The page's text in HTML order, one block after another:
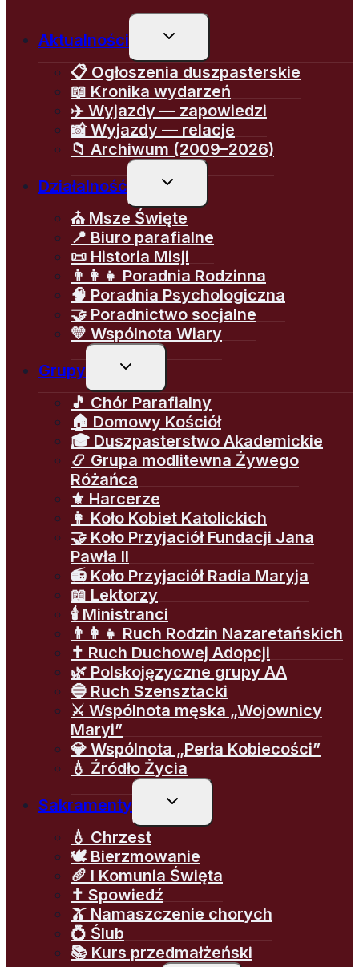
Aktualności
Przełącz
podrzędne
📋 Ogłoszenia duszpasterskie
📖 Kronika wydarzeń
✈️ Wyjazdy — zapowiedzi
📸 Wyjazdy — relacje
📁 Archiwum (2009–2026)
Działalność
Przełącz
podrzędne
⛪ Msze Święte
📍 Biuro parafialne
📜 Historia Misji
👨‍👩‍👧 Poradnia Rodzinna
🧠 Poradnia Psychologiczna
🤝 Poradnictwo socjalne
💛 Wspólnota Wiary
Grupy
Przełącz
podrzędne
🎵 Chór Parafialny
🏠 Domowy Kościół
🎓 Duszpasterstwo Akademickie
📿 Grupa modlitewna Żywego
Różańca
⚜️ Harcerze
👩 Koło Kobiet Katolickich
🤝 Koło Przyjaciół Fundacji Jana
Pawła II
📻 Koło Przyjaciół Radia Maryja
📖 Lektorzy
🕯️ Ministranci
👨‍👩‍👧 Ruch Rodzin Nazaretańskich
✝️ Ruch Duchowej Adopcji
🌿 Polskojęzyczne grupy AA
🔵 Ruch Szensztacki
⚔️ Wspólnota męska „Wojownicy
Maryi”
💎 Wspólnota „Perła Kobiecości”
💧 Źródło Życia
Sakramenty
Przełącz
podrzędne
💧 Chrzest
🕊️ Bierzmowanie
🥖 I Komunia Święta
✝️ Spowiedź
🫒 Namaszczenie chorych
💍 Ślub
📚 Kurs przedmałżeński